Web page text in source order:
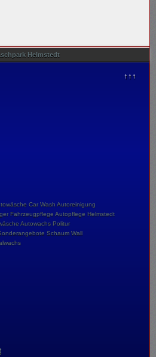
Helmstedt
↑↑↑
Car Wash Autoreinigung
Fahrzeugpflege Autopflege Helmstedt
Autowachs Politur
Schaum Wall